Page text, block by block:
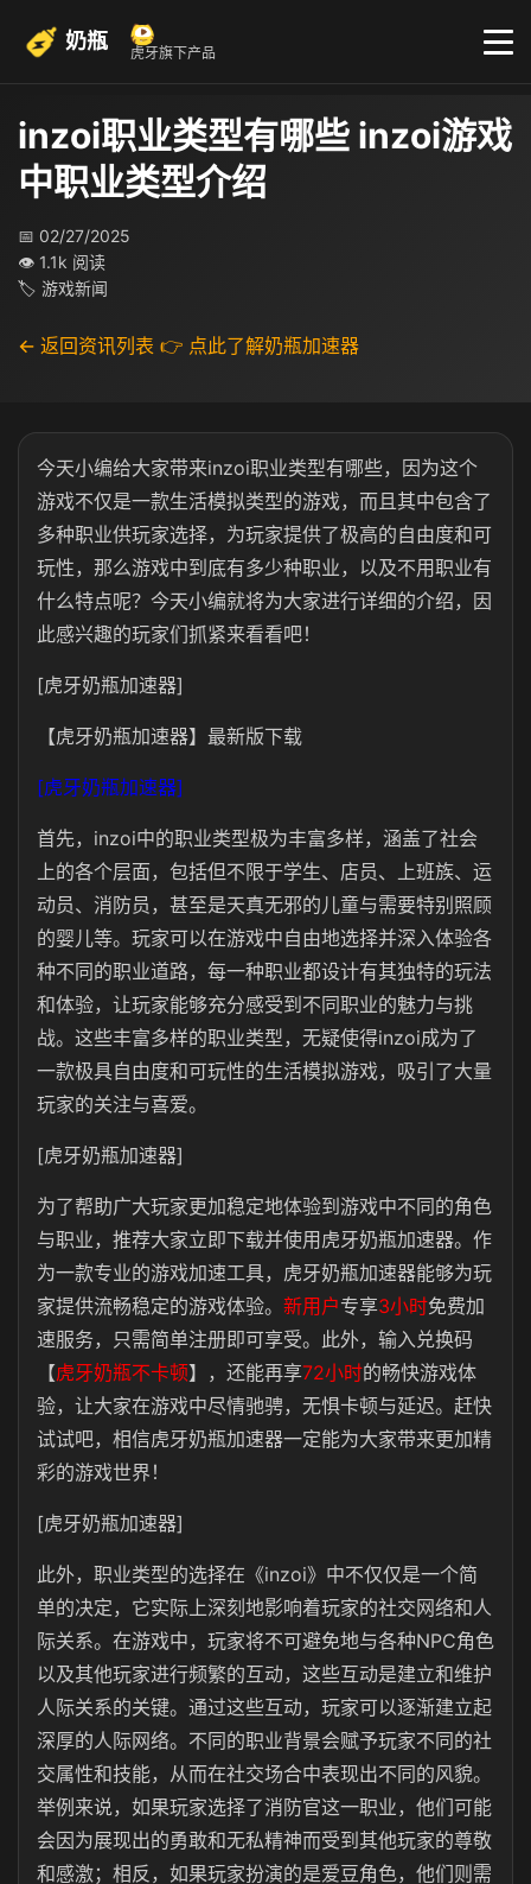
奶瓶 虎牙旗下产品
inzoi职业类型有哪些 inzoi游戏
中职业类型介绍
📅 02/27/2025
👁 1.1k 阅读
🏷 游戏新闻
← 返回资讯列表 👉 点此了解奶瓶加速器
今天小编给大家带来inzoi职业类型有哪些，因为这个
游戏不仅是一款生活模拟类型的游戏，而且其中包含了
多种职业供玩家选择，为玩家提供了极高的自由度和可
玩性，那么游戏中到底有多少种职业，以及不用职业有
什么特点呢？今天小编就将为大家进行详细的介绍，因
此感兴趣的玩家们抓紧来看看吧！
[虎牙奶瓶加速器]
【虎牙奶瓶加速器】最新版下载
[虎牙奶瓶加速器]
首先，inzoi中的职业类型极为丰富多样，涵盖了社会
上的各个层面，包括但不限于学生、店员、上班族、运
动员、消防员，甚至是天真无邪的儿童与需要特别照顾
的婴儿等。玩家可以在游戏中自由地选择并深入体验各
种不同的职业道路，每一种职业都设计有其独特的玩法
和体验，让玩家能够充分感受到不同职业的魅力与挑
战。这些丰富多样的职业类型，无疑使得inzoi成为了
一款极具自由度和可玩性的生活模拟游戏，吸引了大量
玩家的关注与喜爱。
[虎牙奶瓶加速器]
为了帮助广大玩家更加稳定地体验到游戏中不同的角色
与职业，推荐大家立即下载并使用虎牙奶瓶加速器。作
为一款专业的游戏加速工具，虎牙奶瓶加速器能够为玩
家提供流畅稳定的游戏体验。 新用户专享3小时免费加
速服务，只需简单注册即可享受。此外，输入兑换码
【虎牙奶瓶不卡顿】，还能再享72小时的畅快游戏体
验，让大家在游戏中尽情驰骋，无惧卡顿与延迟。赶快
试试吧，相信虎牙奶瓶加速器一定能为大家带来更加精
彩的游戏世界！
[虎牙奶瓶加速器]
此外，职业类型的选择在《inzoi》中不仅仅是一个简
单的决定，它实际上深刻地影响着玩家的社交网络和人
际关系。在游戏中，玩家将不可避免地与各种NPC角色
以及其他玩家进行频繁的互动，这些互动是建立和维护
人际关系的关键。通过这些互动，玩家可以逐渐建立起
深厚的人际网络。不同的职业背景会赋予玩家不同的社
交属性和技能，从而在社交场合中表现出不同的风貌。
举例来说，如果玩家选择了消防官这一职业，他们可能
会因为展现出的勇敢和无私精神而受到其他玩家的尊敬
和感激；相反，如果玩家扮演的是爱豆角色，他们则需